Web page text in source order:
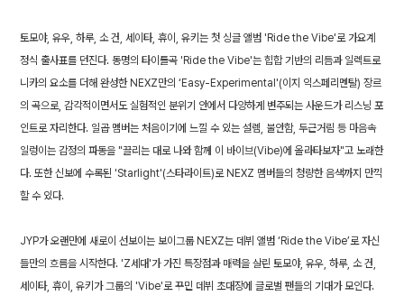
토모야, 유우, 하루, 소 건, 세이타, 휴이, 유키는 첫 싱글 앨범 'Ride the Vibe'로 가요계
정식 출사표를 던진다. 동명의 타이틀곡 'Ride the Vibe'는 힙합 기반의 리듬과 일렉트로
니카의 요소를 더해 완성한 NEXZ만의 ‘Easy-Experimental'(이지 익스페리멘탈) 장르
의 곡으로, 감각적이면서도 실험적인 분위기 안에서 다양하게 변주되는 사운드가 리스닝 포
인트로 자리한다. 일곱 멤버는 처음이기에 느낄 수 있는 설렘, 불안함, 두근거림 등 마음속
일렁이는 감정의 파동을 "끌리는 대로 나와 함께 이 바이브(Vibe)에 올라타보자"고 노래한
다. 또한 신보에 수록된 'Starlight'(스타라이트)로 NEXZ 멤버들의 청량한 음색까지 만끽
할 수 있다.
JYP가 오랜만에 새로이 선보이는 보이그룹 NEXZ는 데뷔 앨범 ‘Ride the Vibe’로 자신
들만의 흐름을 시작한다. 'Z세대'가 가진 특장점과 매력을 살린 토모야, 유우, 하루, 소 건,